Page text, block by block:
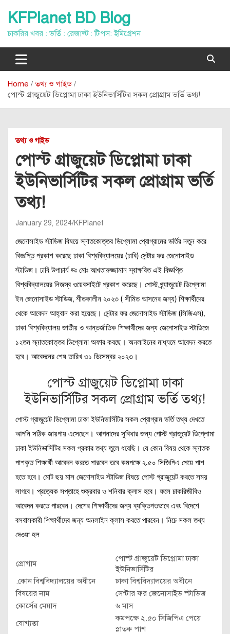
content
KFPlanet BD Blog
চাকরির খবর : ভর্তি : রেজাল্ট : টিপস: ইমিগ্রেশন
Home
তথ্য ও গাইড
পোস্ট গ্রাজুয়েট ডিপ্লোমা ঢাকা ইউনিভার্সিটির সকল প্রোগ্রাম ভর্তি তথ্য!
তথ্য ও গাইড
পোস্ট গ্রাজুয়েট ডিপ্লোমা ঢাকা
ইউনিভার্সিটির সকল প্রোগ্রাম ভর্তি
তথ্য!
January 29, 2024 KFPlanet
জেনোসাইড স্টাডিজ বিষয়ে স্নাতকোত্তর ডিপ্লোমা প্রোগ্রামের ভর্তির নতুন করে
বিজ্ঞপ্তি প্রকাশ করেছে ঢাকা বিশ্ববিদ্যালয়ের (ঢাবি) সেন্টার ফর জেনোসাইড
স্টাডিজ। ঢাবি উপাচার্য ডঃ মোঃ আখতারুজ্জামান স্বাক্ষরিত এই বিজ্ঞপ্তি
বিশ্ববিদ্যালয়ের নিজস্ব ওয়েবসাইটে প্রকাশ করেছে। পোস্ট গ্র্যাজুয়েট ডিপ্লোমা
ইন জেনোসাইড স্টাডিজ, শীতকালীন ২০২৩ ( সীমিত আসনের জন্য) শিক্ষার্থীদের
থেকে আবেদন আহ্বান করা হয়েছে। সেন্টার ফর জেনোসাইড স্টাডিজ (সিজিএস),
ঢাকা বিশ্ববিদ্যালয় জাতীয় ও আন্তর্জাতিক শিক্ষার্থীদের জন্য জেনোসাইড স্টাডিজে
১২তম স্নাতকোত্তর ডিপ্লোমা অফার করছে। অনলাইনের মাধ্যমে আবেদন করতে
হবে। আবেদনের শেষ তারিখ ৩১ ডিসেম্বর ২০২৩।
পোস্ট গ্রাজুয়েট ডিপ্লোমা ঢাকা
ইউনিভার্সিটির সকল প্রোগ্রাম ভর্তি তথ্য!
পোস্ট গ্রাজুয়েট ডিপ্লোমা ঢাকা ইউনিভার্সিটির সকল প্রোগ্রাম ভর্তি তথ্য দেখতে
আপনি সঠিক জায়গায় এসেছেন। আপনাদের সুবিধার জন্য পোস্ট গ্রাজুয়েট ডিপ্লোমা
ঢাকা ইউনিভার্সিটির সকল প্রকার তথ্য তুলে ধরেছি। যে কোন বিষয় থেকে স্নাতক
পাশকৃত শিক্ষার্থী আবেদন করতে পারবেন তবে কমপক্ষে ২.৫০ সিজিপিএ পেয়ে পাশ
হতে হবে। মোট ছয় মাস জেনোসাইড স্টাডিজ বিষয়ে পোস্ট গ্রাজুয়েট করতে সময়
লাগবে। প্রত্যেক সপ্তাহে শুক্রবার ও শনিবার ক্লাস হবে। ফলে চাকরিজীবিও
আবেদন করতে পারবেন। দেশের শিক্ষার্থীদের জন্য ব্যক্তিগতভাবে এবং বিদেশে
বসবাসকারী শিক্ষার্থীদের জন্য অনলাইন ক্লাস করতে পারবেন। নিচে সকল তথ্য
দেওয়া হল
প্রোগাম
পোস্ট গ্রাজুয়েট ডিপ্লোমা ঢাকা
ইউনিভার্সিটির
.কোন বিশ্ববিদ্যালয়ের অধীনে
ঢাকা বিশ্ববিদ্যালয়ের অধীনে
বিষয়ের নাম
সেন্টার ফর জেনোসাইড স্টাডিজ
কোর্সের মেয়াদ
৬ মাস
যোগ্যতা
কমপক্ষে ২.৫০ সিজিপিএ পেয়ে
স্নাতক পাশ